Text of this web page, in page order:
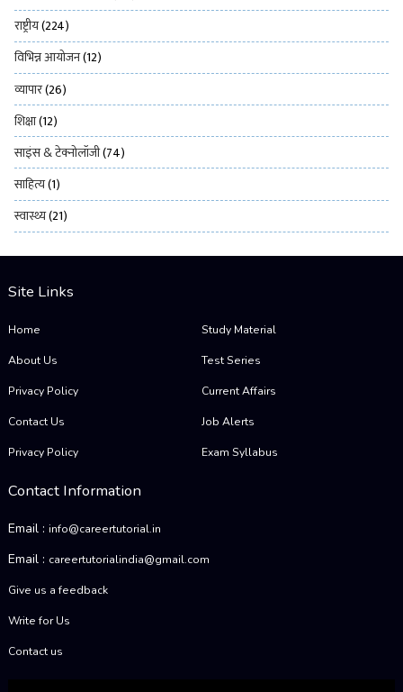
राष्ट्रीय(224)
विभिन्न आयोजन(12)
व्यापार(26)
शिक्षा(12)
साइंस & टेक्नोलॉजी(74)
साहित्य(1)
स्वास्थ्य(21)
Site Links
Home
About Us
Privacy Policy
Contact Us
Privacy Policy
Study Material
Test Series
Current Affairs
Job Alerts
Exam Syllabus
Contact Information
Email : info@careertutorial.in
Email : careertutorialindia@gmail.com
Give us a feedback
Write for Us
Contact us